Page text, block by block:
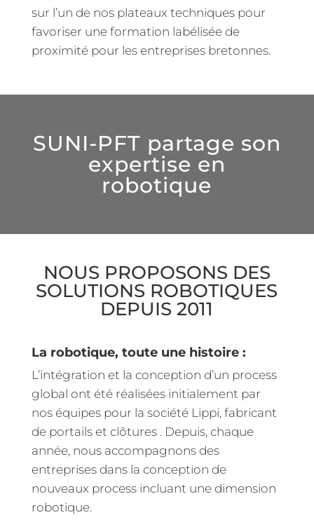
sur l’un de nos plateaux techniques pour
favoriser une formation labélisée de
proximité pour les entreprises bretonnes.
SUNI-PFT partage son
expertise en
robotique
NOUS PROPOSONS DES
SOLUTIONS ROBOTIQUES
DEPUIS 2011
La robotique, toute une histoire :
L’intégration et la conception d’un process
global ont été réalisées initialement par
nos équipes pour la société Lippi, fabricant
de portails et clôtures . Depuis, chaque
année, nous accompagnons des
entreprises dans la conception de
nouveaux process incluant une dimension
robotique.